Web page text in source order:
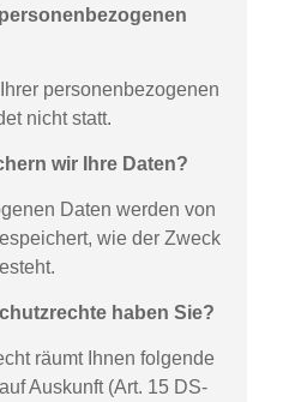
personenbezogenen
nicht statt.
wir Ihre Daten?
Daten werden von
wie der Zweck
haben Sie?
räumt Ihnen folgende
Auskunft (Art. 15 DS-